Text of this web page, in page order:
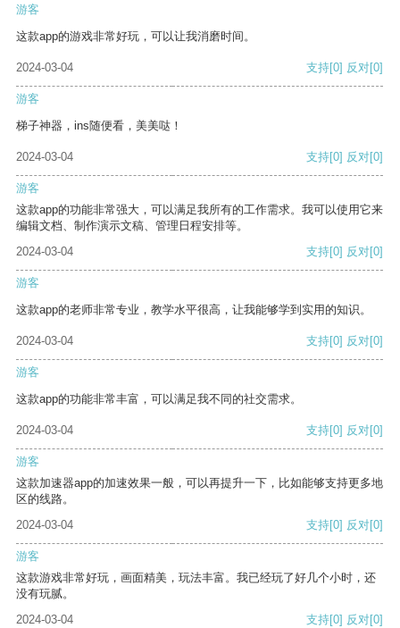
游客
这款app的游戏非常好玩，可以让我消磨时间。
2024-03-04 支持[0] 反对[0]
游客
梯子神器，ins随便看，美美哒！
2024-03-04 支持[0] 反对[0]
游客
这款app的功能非常强大，可以满足我所有的工作需求。我可以使用它来
编辑文档、制作演示文稿、管理日程安排等。
2024-03-04
支持[0] 反对[0]
游客
这款app的老师非常专业，教学水平很高，让我能够学到实用的知识。
2024-03-04 支持[0] 反对[0]
游客
这款app的功能非常丰富，可以满足我不同的社交需求。
2024-03-04 支持[0] 反对[0]
游客
这款加速器app的加速效果一般，可以再提升一下，比如能够支持更多地
区的线路。
2024-03-04
支持[0] 反对[0]
游客
这款游戏非常好玩，画面精美，玩法丰富。我已经玩了好几个小时，还
没有玩腻。
2024-03-04
支持[0] 反对[0]